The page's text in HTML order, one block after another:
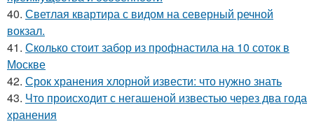
40. Светлая квартира с видом на северный речной
вокзал.
41. Сколько стоит забор из профнастила на 10 соток в
Москве
42. Срок хранения хлорной извести: что нужно знать
43. Что происходит с негашеной известью через два года
хранения